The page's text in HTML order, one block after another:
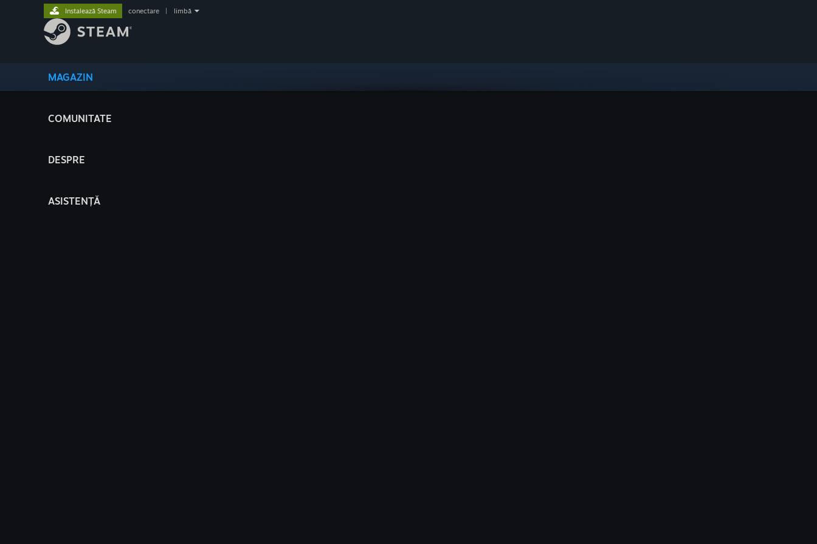
MAGAZIN
COMUNITATE
DESPRE
ASISTENȚĂ
Instalează Steam conectare limbă